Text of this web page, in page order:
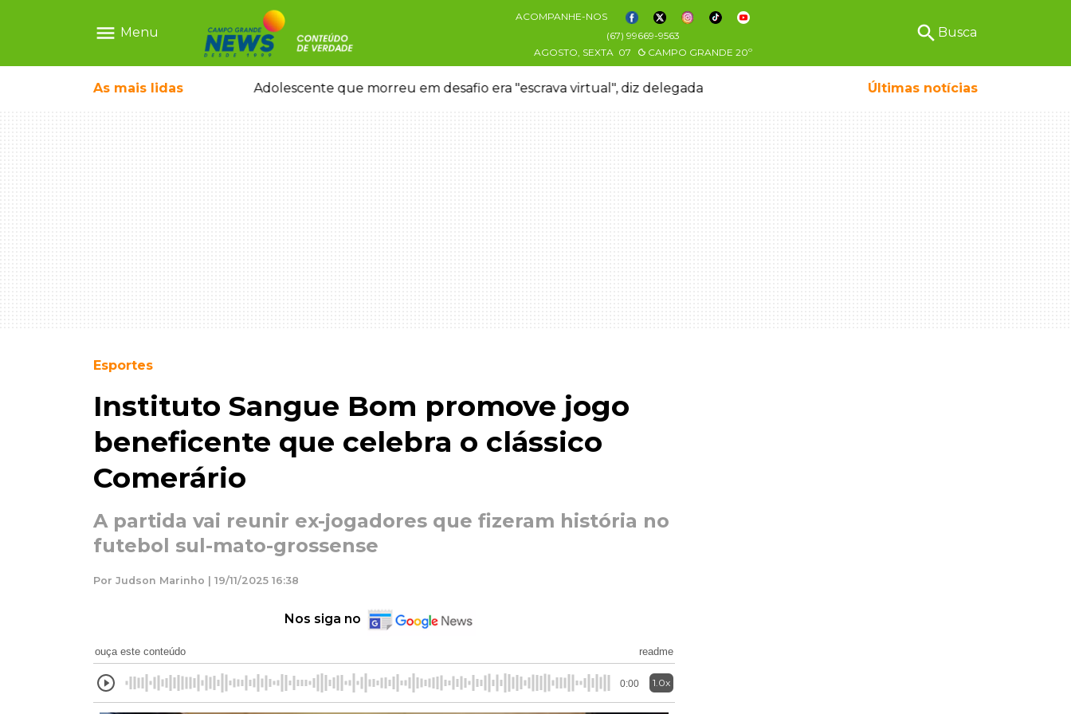
menu Menu
ACOMPANHE-NOS
(67) 99669-9563
AGOSTO, SEXTA 07 CAMPO GRANDE 20º
search Busca
As mais lidas
em caminhão estacionado Adolescente que morreu em desafio era "escrava virtual", diz delegada Últimas notícias
Esportes
Instituto Sangue Bom promove jogo
beneficente que celebra o clássico
Comerário
A partida vai reunir ex-jogadores que fizeram história no
futebol sul-mato-grossense
Por Judson Marinho | 19/11/2025 16:38
Nos siga no
ouça este conteúdo readme
0:00 1.0x